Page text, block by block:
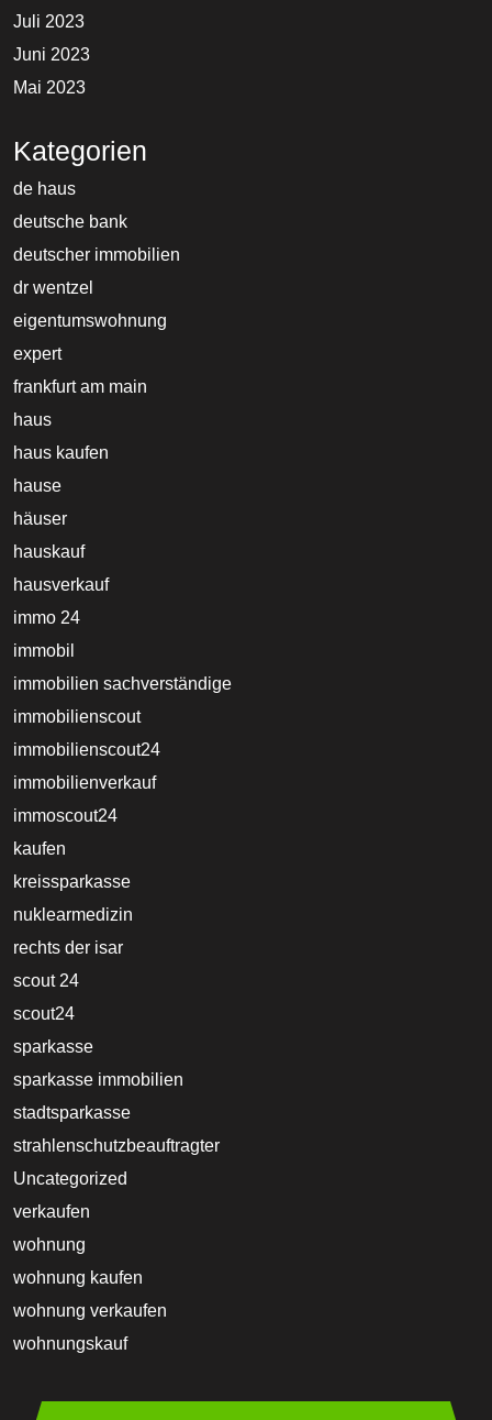
Juli 2023
Juni 2023
Mai 2023
Kategorien
de haus
deutsche bank
deutscher immobilien
dr wentzel
eigentumswohnung
expert
frankfurt am main
haus
haus kaufen
hause
häuser
hauskauf
hausverkauf
immo 24
immobil
immobilien sachverständige
immobilienscout
immobilienscout24
immobilienverkauf
immoscout24
kaufen
kreissparkasse
nuklearmedizin
rechts der isar
scout 24
scout24
sparkasse
sparkasse immobilien
stadtsparkasse
strahlenschutzbeauftragter
Uncategorized
verkaufen
wohnung
wohnung kaufen
wohnung verkaufen
wohnungskauf